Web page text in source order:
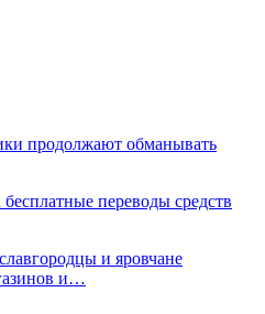
продолжают обманывать
переводы средств
и яровчане
и…